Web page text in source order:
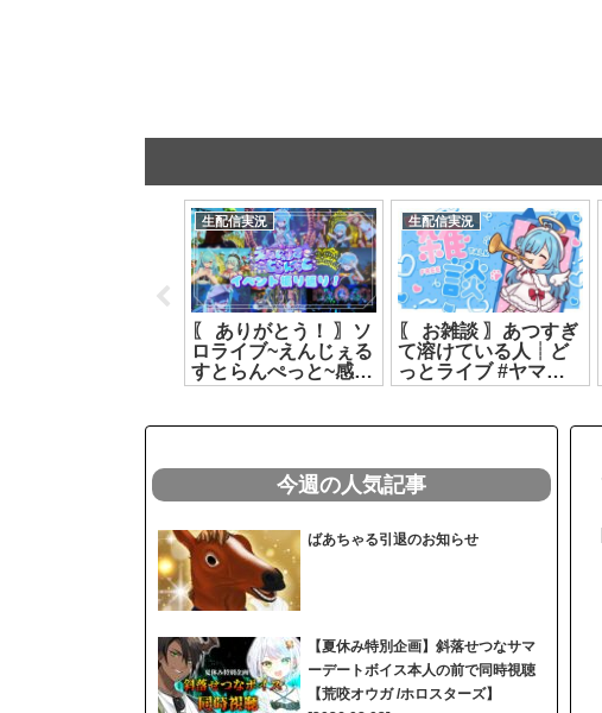
生配信実況
〖 ありがとう！ 〗ソ
ロライブ~えんじぇる
すとらんぺっと~感想
戦┊どっとライブ #
[2026.07.19]
生配信実況
〖 お雑談 〗あつすぎ
て溶けている人┊ど
っとライブ #ヤマト
イオリ[2026.07.23]
今週の人気記事
ばあちゃる引退のお知らせ
【夏休み特別企画】斜落せつなサマ
ーデートボイス本人の前で同時視聴
【荒咬オウガ /ホロスターズ】